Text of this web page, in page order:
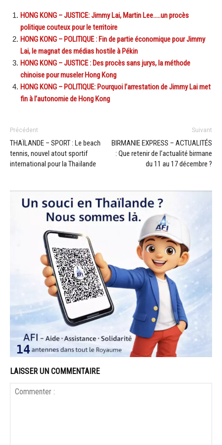
HONG KONG – JUSTICE: Jimmy Lai, Martin Lee…..un procès
politique couteux pour le territoire
HONG KONG – POLITIQUE : Fin de partie économique pour Jimmy
Lai, le magnat des médias hostile à Pékin
HONG KONG – JUSTICE : Des procès sans jurys, la méthode
chinoise pour museler Hong Kong
HONG KONG – POLITIQUE: Pourquoi l’arrestation de Jimmy Lai met
fin à l’autonomie de Hong Kong
Précédent
THAÏLANDE – SPORT : Le beach
tennis, nouvel atout sportif
international pour la Thaïlande
Suivant
BIRMANIE EXPRESS – ACTUALITÉS
: Que retenir de l’actualité birmane
du 11 au 17 décembre ?
LAISSER UN COMMENTAIRE